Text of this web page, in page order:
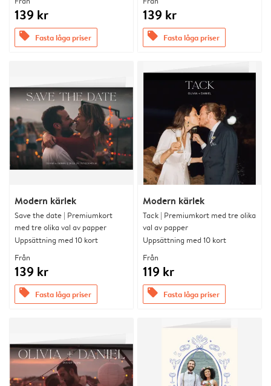
139 kr
offers Fasta låga priser
139 kr
offers Fasta låga priser
Modern kärlek
Save the date | Premiumkort
med tre olika val av papper
Uppsättning med 10 kort
Från
139 kr
offers Fasta låga priser
Modern kärlek
Tack | Premiumkort med tre olika
val av papper
Uppsättning med 10 kort
Från
119 kr
offers Fasta låga priser